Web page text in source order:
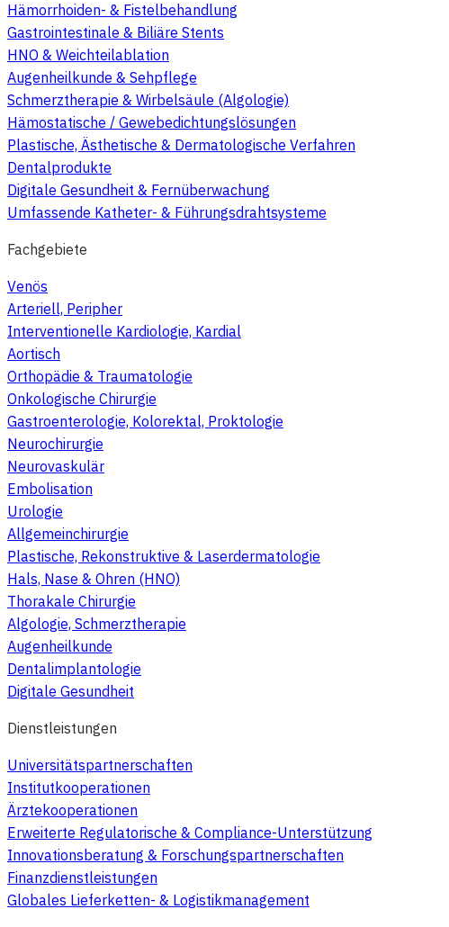
Hämorrhoiden- & Fistelbehandlung
Gastrointestinale & Biliäre Stents
HNO & Weichteilablation
Augenheilkunde & Sehpflege
Schmerztherapie & Wirbelsäule (Algologie)
Hämostatische / Gewebedichtungslösungen
Plastische, Ästhetische & Dermatologische Verfahren
Dentalprodukte
Digitale Gesundheit & Fernüberwachung
Umfassende Katheter- & Führungsdrahtsysteme
Fachgebiete
Venös
Arteriell, Peripher
Interventionelle Kardiologie, Kardial
Aortisch
Orthopädie & Traumatologie
Onkologische Chirurgie
Gastroenterologie, Kolorektal, Proktologie
Neurochirurgie
Neurovaskulär
Embolisation
Urologie
Allgemeinchirurgie
Plastische, Rekonstruktive & Laserdermatologie
Hals, Nase & Ohren (HNO)
Thorakale Chirurgie
Algologie, Schmerztherapie
Augenheilkunde
Dentalimplantologie
Digitale Gesundheit
Dienstleistungen
Universitätspartnerschaften
Institutkooperationen
Ärztekooperationen
Erweiterte Regulatorische & Compliance-Unterstützung
Innovationsberatung & Forschungspartnerschaften
Finanzdienstleistungen
Globales Lieferketten- & Logistikmanagement